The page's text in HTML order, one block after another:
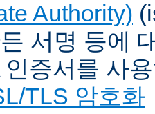
Authority)
서명 등에
인증서를 사
TLS 암호화